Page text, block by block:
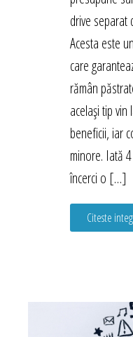
drive separat
Acesta este
care
rămân
același tip
beneficii, iar
minore. Iată
încerci o […]
Citeste